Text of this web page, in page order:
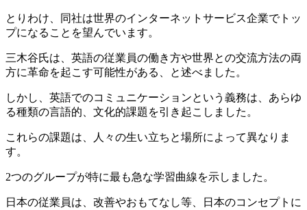
とりわけ、同社は世界のインターネットサービス企業でトッ
プになることを望んでいます。
三木谷氏は、英語の従業員の働き方や世界との交流方法の両
方に革命を起こす可能性がある、と述べました。
しかし、英語でのコミュニケーションという義務は、あらゆ
る種類の言語的、文化的課題を引き起こしました。
これらの課題は、人々の生い立ちと場所によって異なりま
す。
2つのグループが特に最も急な学習曲線を示しました。
日本の従業員は、改善やおもてなし等、日本のコンセプトに